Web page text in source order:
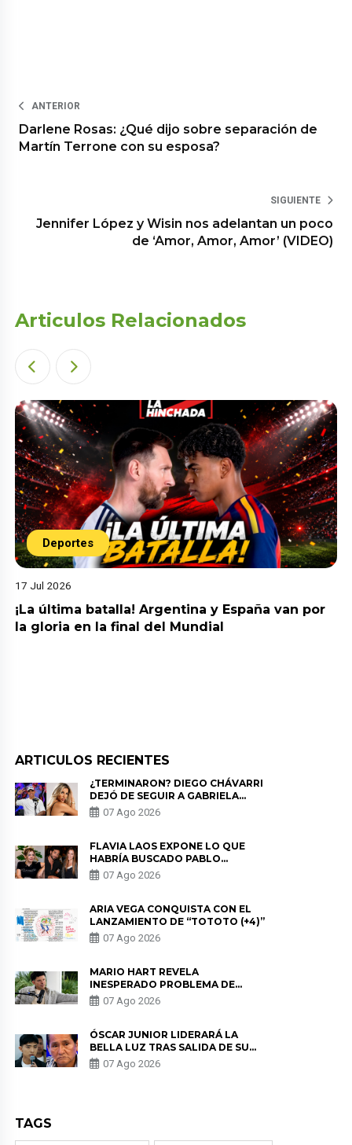
ANTERIOR
Darlene Rosas: ¿Qué dijo sobre separación de
Martín Terrone con su esposa?
SIGUIENTE
Jennifer López y Wisin nos adelantan un poco
de ‘Amor, Amor, Amor’ (VIDEO)
Articulos Relacionados
Deportes
17 Jul 2026
¡La última batalla! Argentina y España van por
la gloria en la final del Mundial
ARTICULOS RECIENTES
¿TERMINARON? DIEGO CHÁVARRI
DEJÓ DE SEGUIR A GABRIELA
HERRERA Y ANUNCIA SU SALIDA
DE PÓDCAST
07 Ago 2026
FLAVIA LAOS EXPONE LO QUE
HABRÍA BUSCADO PABLO
HEREDIA CON ALE FULLER: “UNA
DE LAS PARTES QUERÍA EL
07 Ago 2026
ARIA VEGA CONQUISTA CON EL
LANZAMIENTO DE “TOTOTO (+4)”
07 Ago 2026
MARIO HART REVELA
INESPERADO PROBLEMA DE
SALUD ANTES DE SEPARARSE DE
KORINA: “ME ENCONTRARON UN
07 Ago 2026
ÓSCAR JUNIOR LIDERARÁ LA
BELLA LUZ TRAS SALIDA DE SU
PADRE POR POLÉMICA CON
NALDY SALDAÑA
07 Ago 2026
TAGS